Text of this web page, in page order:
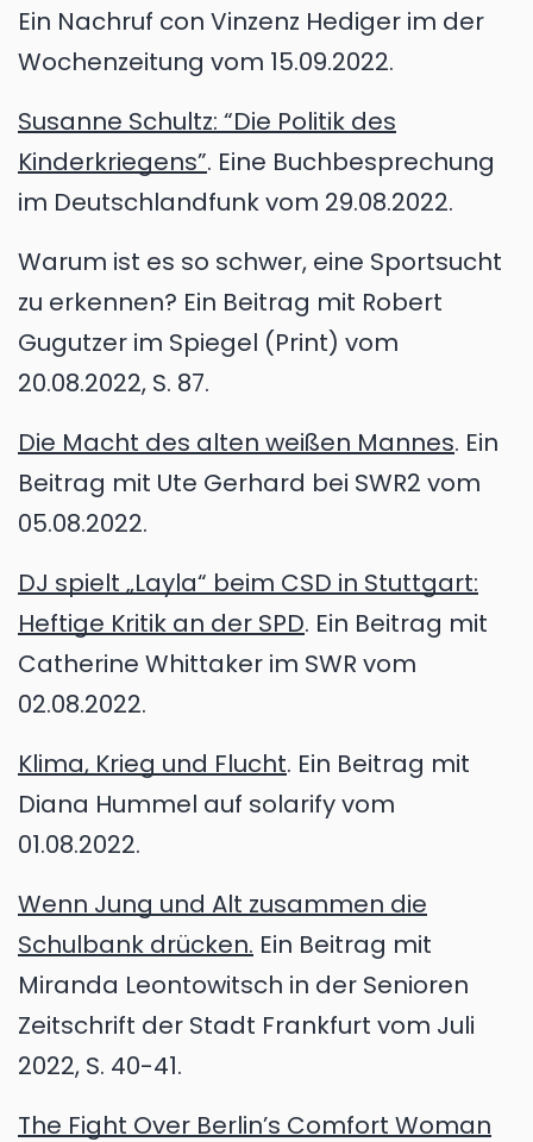
Ein Nachruf con Vinzenz Hediger im der
Wochenzeitung vom 15.09.2022.
Susanne Schultz: “Die Politik des
Kinderkriegens”. Eine Buchbesprechung
im Deutschlandfunk vom 29.08.2022.
Warum ist es so schwer, eine Sportsucht
zu erkennen? Ein Beitrag mit Robert
Gugutzer im Spiegel (Print) vom
20.08.2022, S. 87.
Die Macht des alten weißen Mannes. Ein
Beitrag mit Ute Gerhard bei SWR2 vom
05.08.2022.
DJ spielt „Layla“ beim CSD in Stuttgart:
Heftige Kritik an der SPD. Ein Beitrag mit
Catherine Whittaker im SWR vom
02.08.2022.
Klima, Krieg und Flucht. Ein Beitrag mit
Diana Hummel auf solarify vom
01.08.2022.
Wenn Jung und Alt zusammen die
Schulbank drücken. Ein Beitrag mit
Miranda Leontowitsch in der Senioren
Zeitschrift der Stadt Frankfurt vom Juli
2022, S. 40-41.
The Fight Over Berlin’s Comfort Woman